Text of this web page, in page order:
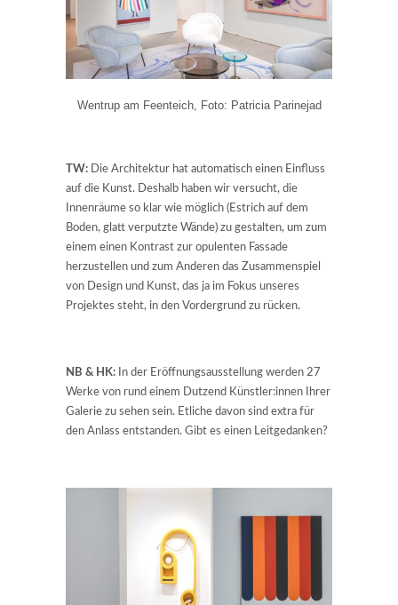
Wentrup am Feenteich, Foto: Patricia Parinejad
TW: Die Architektur hat automatisch einen Einfluss
auf die Kunst. Deshalb haben wir versucht, die
Innenräume so klar wie möglich (Estrich auf dem
Boden, glatt verputzte Wände) zu gestalten, um zum
einem einen Kontrast zur opulenten Fassade
herzustellen und zum Anderen das Zusammenspiel
von Design und Kunst, das ja im Fokus unseres
Projektes steht, in den Vordergrund zu rücken.
NB & HK: In der Eröffnungsausstellung werden 27
Werke von rund einem Dutzend Künstler:innen Ihrer
Galerie zu sehen sein. Etliche davon sind extra für
den Anlass entstanden. Gibt es einen Leitgedanken?